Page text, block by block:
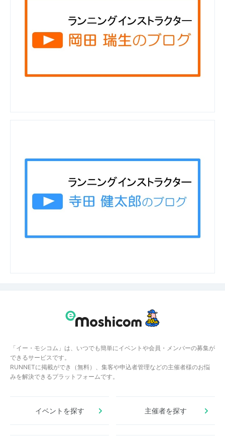
「イー・モシコム」は、いつでも簡単にイベントや会員・メンバーの募集が
できるサービスです。
RUNNETに掲載ができ（無料）、集客や申込者管理などの主催者様のお悩
みを解決できるプラットフォームです。
イベントを探す 主催者を探す